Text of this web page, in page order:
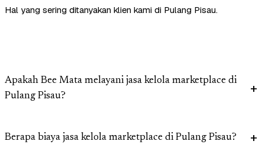
Hal yang sering ditanyakan klien kami di Pulang Pisau.
Apakah Bee Mata melayani jasa kelola marketplace di
Pulang Pisau?
Berapa biaya jasa kelola marketplace di Pulang Pisau?